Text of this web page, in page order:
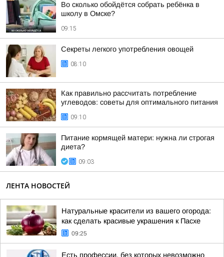
Во сколько обойдётся собрать ребёнка в
школу в Омске?
09:15
Секреты легкого употребления овощей
08:10
Как правильно рассчитать потребление
углеводов: советы для оптимального питания
09:10
Питание кормящей матери: нужна ли строгая
диета?
09:03
ЛЕНТА НОВОСТЕЙ
Натуральные красители из вашего огорода:
как сделать красивые украшения к Пасхе
09:25
Есть профессии, без которых невозможно